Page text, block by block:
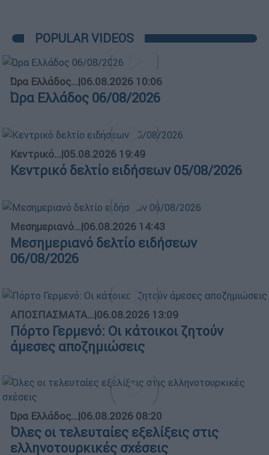
POPULAR VIDEOS
Ώρα Ελλάδος...|06.08.2026 10:06
Ώρα Ελλάδος 06/08/2026
Κεντρικό...|05.08.2026 19:49
Κεντρικό δελτίο ειδήσεων 05/08/2026
Μεσημεριανό...|06.08.2026 14:43
Μεσημεριανό δελτίο ειδήσεων
06/08/2026
ΑΠΟΣΠΑΣΜΑΤΑ...|06.08.2026 13:09
Πόρτο Γερμενό: Οι κάτοικοι ζητούν
άμεσες αποζημιώσεις
Ώρα Ελλάδος...|06.08.2026 08:20
Όλες οι τελευταίες εξελίξεις στις
ελληνοτουρκικές σχέσεις